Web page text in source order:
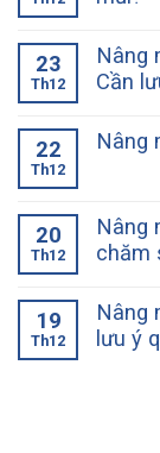
23
Th12
Nâng
Cần
22
Th12
Nâng
20
Th12
Nâng
chăm
19
Th12
Nâng
lưu ý